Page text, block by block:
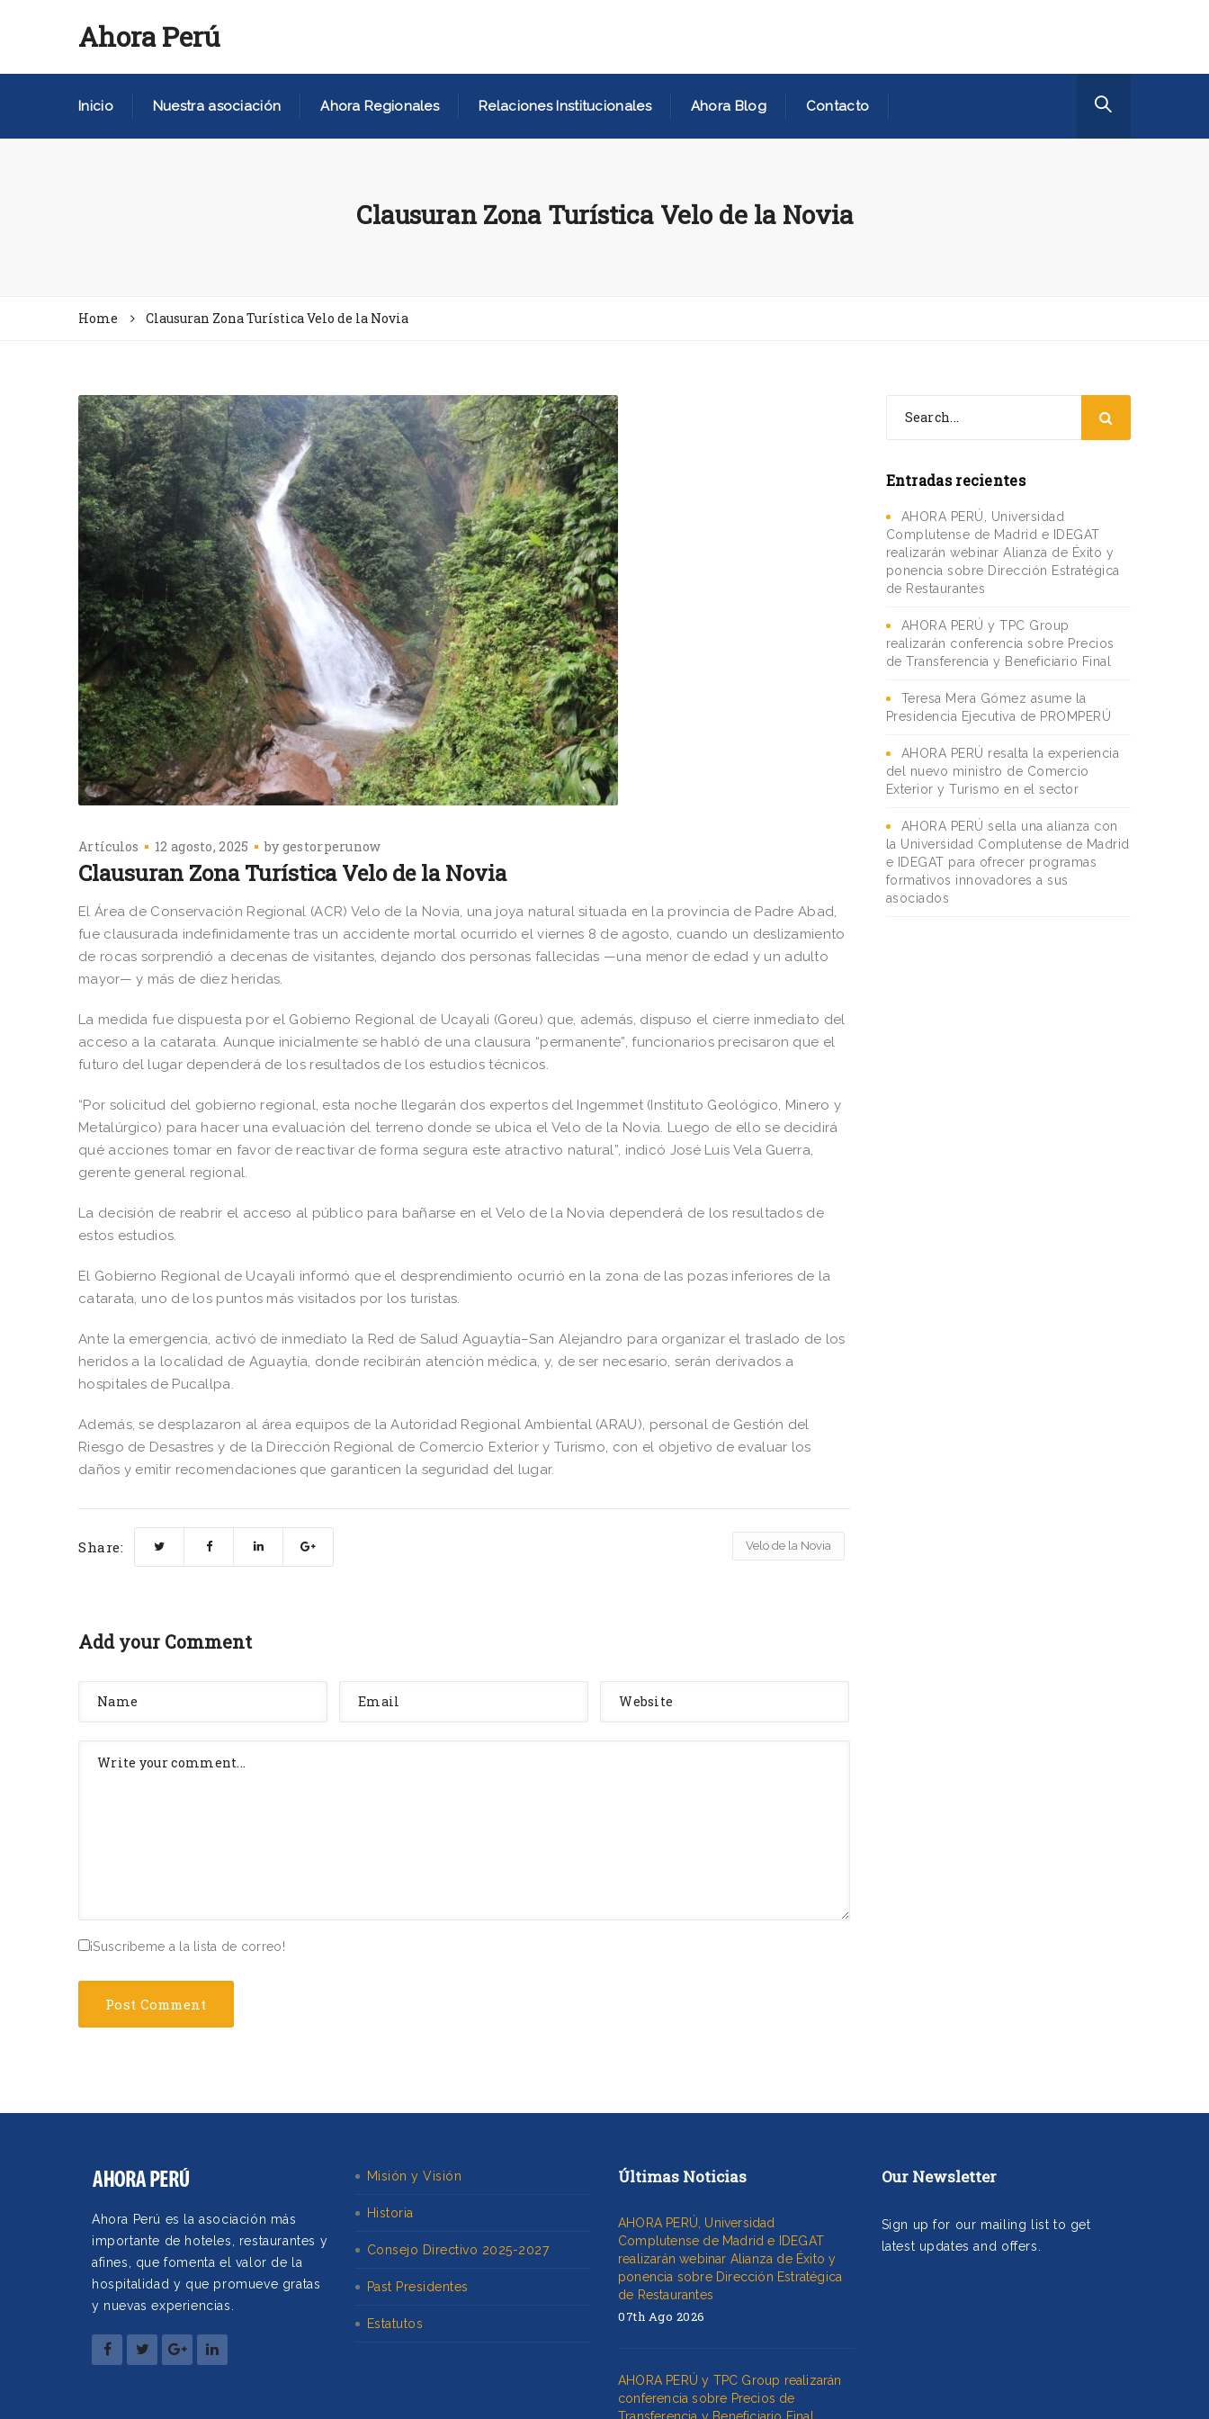
Ahora Perú
Inicio Nuestra asociación Ahora Regionales Relaciones Institucionales Ahora Blog Contacto
Clausuran Zona Turística Velo de la Novia
Home Clausuran Zona Turística Velo de la Novia
Artículos 12 agosto, 2025 by gestorperunow
Clausuran Zona Turística Velo de la Novia
El Área de Conservación Regional (ACR) Velo de la Novia, una joya natural situada en la provincia de Padre Abad,
fue clausurada indefinidamente tras un accidente mortal ocurrido el viernes 8 de agosto, cuando un deslizamiento
de rocas sorprendió a decenas de visitantes, dejando dos personas fallecidas —una menor de edad y un adulto
mayor— y más de diez heridas.
La medida fue dispuesta por el Gobierno Regional de Ucayali (Goreu) que, además, dispuso el cierre inmediato del
acceso a la catarata. Aunque inicialmente se habló de una clausura “permanente”, funcionarios precisaron que el
futuro del lugar dependerá de los resultados de los estudios técnicos.
“Por solicitud del gobierno regional, esta noche llegarán dos expertos del Ingemmet (Instituto Geológico, Minero y
Metalúrgico) para hacer una evaluación del terreno donde se ubica el Velo de la Novia. Luego de ello se decidirá
qué acciones tomar en favor de reactivar de forma segura este atractivo natural”, indicó José Luis Vela Guerra,
gerente general regional.
La decisión de reabrir el acceso al público para bañarse en el Velo de la Novia dependerá de los resultados de
estos estudios.
El Gobierno Regional de Ucayali informó que el desprendimiento ocurrió en la zona de las pozas inferiores de la
catarata, uno de los puntos más visitados por los turistas.
Ante la emergencia, activó de inmediato la Red de Salud Aguaytía–San Alejandro para organizar el traslado de los
heridos a la localidad de Aguaytía, donde recibirán atención médica, y, de ser necesario, serán derivados a
hospitales de Pucallpa.
Además, se desplazaron al área equipos de la Autoridad Regional Ambiental (ARAU), personal de Gestión del
Riesgo de Desastres y de la Dirección Regional de Comercio Exterior y Turismo, con el objetivo de evaluar los
daños y emitir recomendaciones que garanticen la seguridad del lugar.
Share: Velo de la Novia
Add your Comment
¡Suscríbeme a la lista de correo!
Entradas recientes
AHORA PERÚ, Universidad
Complutense de Madrid e IDEGAT
realizarán webinar Alianza de Éxito y
ponencia sobre Dirección Estratégica
de Restaurantes
AHORA PERÚ y TPC Group
realizarán conferencia sobre Precios
de Transferencia y Beneficiario Final
Teresa Mera Gómez asume la
Presidencia Ejecutiva de PROMPERÚ
AHORA PERÚ resalta la experiencia
del nuevo ministro de Comercio
Exterior y Turismo en el sector
AHORA PERÚ sella una alianza con
la Universidad Complutense de Madrid
e IDEGAT para ofrecer programas
formativos innovadores a sus
asociados
Ahora Perú es la asociación más
importante de hoteles, restaurantes y
afines, que fomenta el valor de la
hospitalidad y que promueve gratas
y nuevas experiencias.
Misión y Visión
Historia
Consejo Directivo 2025-2027
Past Presidentes
Estatutos
Últimas Noticias
AHORA PERÚ, Universidad
Complutense de Madrid e IDEGAT
realizarán webinar Alianza de Éxito y
ponencia sobre Dirección Estratégica
de Restaurantes
07th Ago 2026
AHORA PERÚ y TPC Group realizarán
conferencia sobre Precios de
Our Newsletter
Sign up for our mailing list to get
latest updates and offers.